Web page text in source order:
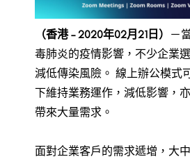
（香港 –2020年02月 21 日）
－
毒肺炎的疫情影響，不少企業
減低傳染風險。 線上辦公模式
下維持業務運作，減低影響，
帶來大量需求。
面對企業客戶的需求遞增，大